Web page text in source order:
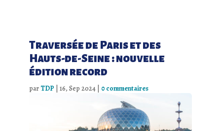
Traversée de Paris et des
Hauts-de-Seine : nouvelle
édition record
par TDP |16, Sep 2024 0 commentaires